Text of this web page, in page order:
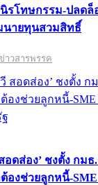
นิรโทษกรรม-ปลด
นายทุนสวมสิทธิ์
าวสารพรรค
อดส่อง’ ชงตั้ง กม
ต้องช่วยลูกหนี้-